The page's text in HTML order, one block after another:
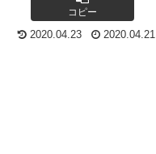
コピー
2020.04.23 2020.04.21